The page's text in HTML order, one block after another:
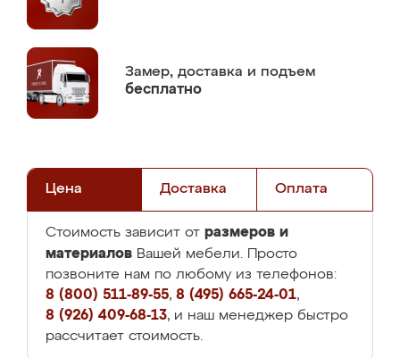
Замер, доставка и подъем
бесплатно
Цена Доставка Оплата
Стоимость зависит от размеров и
материалов Вашей мебели. Просто
позвоните нам по любому из телефонов:
8 (800) 511-89-55, 8 (495) 665-24-01,
8 (926) 409-68-13, и наш менеджер быстро
рассчитает стоимость.